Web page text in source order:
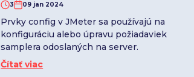
3 09 jan 2024
Prvky config v JMeter sa používajú na
konfiguráciu alebo úpravu požiadaviek
samplera odoslaných na server.
Čítať viac